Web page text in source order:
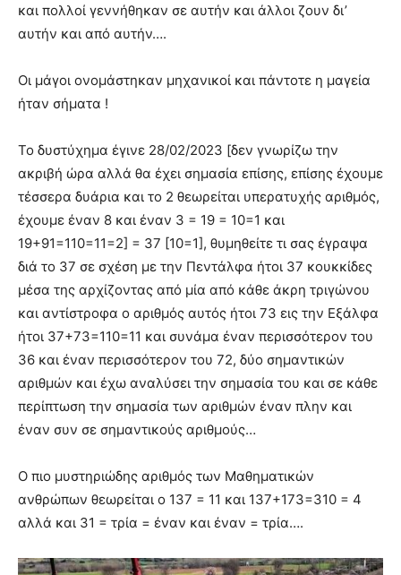
και πολλοί γεννήθηκαν σε αυτήν και άλλοι ζουν δι’
αυτήν και από αυτήν….
Οι μάγοι ονομάστηκαν μηχανικοί και πάντοτε η μαγεία
ήταν σήματα !
Το δυστύχημα έγινε 28/02/2023 [δεν γνωρίζω την
ακριβή ώρα αλλά θα έχει σημασία επίσης, επίσης έχουμε
τέσσερα δυάρια και το 2 θεωρείται υπερατυχής αριθμός,
έχουμε έναν 8 και έναν 3 = 19 = 10=1 και
19+91=110=11=2] = 37 [10=1], θυμηθείτε τι σας έγραψα
διά το 37 σε σχέση με την Πεντάλφα ήτοι 37 κουκκίδες
μέσα της αρχίζοντας από μία από κάθε άκρη τριγώνου
και αντίστροφα ο αριθμός αυτός ήτοι 73 εις την Εξάλφα
ήτοι 37+73=110=11 και συνάμα έναν περισσότερον του
36 και έναν περισσότερον του 72, δύο σημαντικών
αριθμών και έχω αναλύσει την σημασία του και σε κάθε
περίπτωση την σημασία των αριθμών έναν πλην και
έναν συν σε σημαντικούς αριθμούς…
Ο πιο μυστηριώδης αριθμός των Μαθηματικών
ανθρώπων θεωρείται ο 137 = 11 και 137+173=310 = 4
αλλά και 31 = τρία = έναν και έναν = τρία….